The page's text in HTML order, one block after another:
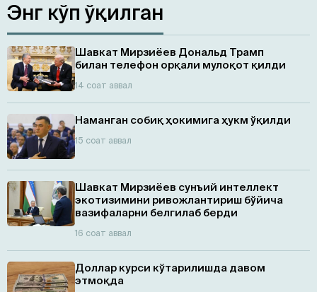
Энг кўп ўқилган
Шавкат Мирзиёев Дональд Трамп
билан телефон орқали мулоқот қилди
14 соат аввал
Наманган собиқ ҳокимига ҳукм ўқилди
15 соат аввал
Шавкат Мирзиёев сунъий интеллект
экотизимини ривожлантириш бўйича
вазифаларни белгилаб берди
16 соат аввал
Доллар курси кўтарилишда давом
этмоқда